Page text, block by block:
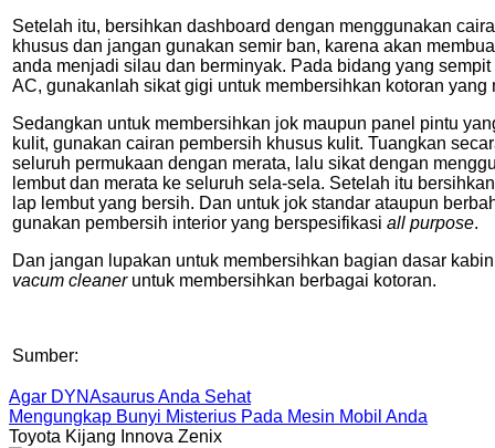
Setelah itu, bersihkan dashboard dengan menggunakan
khusus dan jangan gunakan semir ban, karena akan
anda menjadi silau dan berminyak. Pada bidang yang
AC, gunakanlah sikat gigi untuk membersihkan kotoran yang
Sedangkan untuk membersihkan jok maupun panel pintu
kulit, gunakan cairan pembersih khusus kulit. Tuangkan
seluruh permukaan dengan merata, lalu sikat dengan
lembut dan merata ke seluruh sela-sela. Setelah itu
lap lembut yang bersih. Dan untuk jok standar ataupun
gunakan pembersih interior yang berspesifikasi all purpose.
Dan jangan lupakan untuk membersihkan bagian dasar
vacum cleaneruntuk membersihkan berbagai kotoran.
Sumber:
Agar DYNAsaurus Anda Sehat
Mengungkap Bunyi Misterius Pada Mesin Mobil Anda
Toyota Kijang Innova Zenix